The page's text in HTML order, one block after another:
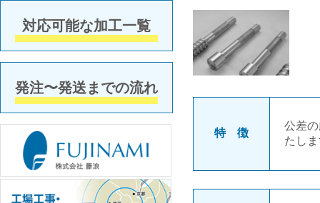
特 徴
公差
たし
対応可能な加工一覧
発注〜発送までの流れ